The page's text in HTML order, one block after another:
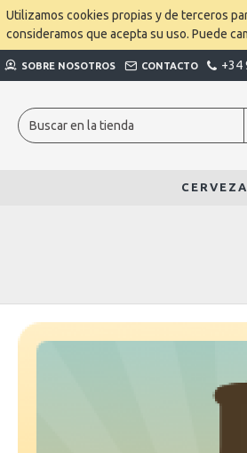
Utilizamos cookies propias y de terceros
consideramos que acepta su uso. Puede
SOBRE NOSOTROS CONTACTO +34